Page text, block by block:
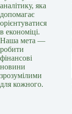
аналітику, яка
допомагає
орієнтуватися
в економіці.
Наша мета —
робити
фінансові
новини
зрозумілими
для кожного.